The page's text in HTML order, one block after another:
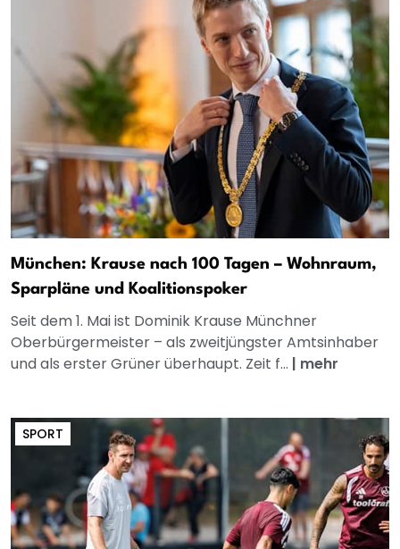
München: Krause nach 100 Tagen – Wohnraum,
Sparpläne und Koalitionspoker
Seit dem 1. Mai ist Dominik Krause Münchner
Oberbürgermeister – als zweitjüngster Amtsinhaber
und als erster Grüner überhaupt. Zeit f... | mehr
SPORT